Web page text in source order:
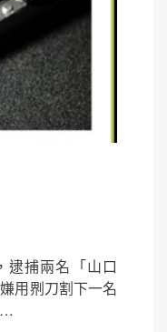
逮捕兩名「山口
用𠝹刀割下一名
…